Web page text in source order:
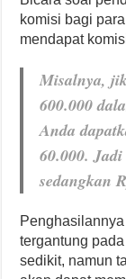
komisi bagi
mendapat
Misalnya,
600.000
Anda
60.000.
sedangkan
tergantung
sedikit, namun